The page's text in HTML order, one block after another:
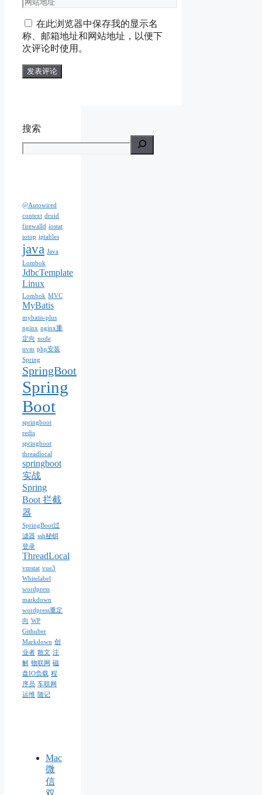
在此浏览器中保存我的显示名
称、邮箱地址和网站地址，以便下
次评论时使用。
搜索
@Autowired
context druid
firewalld iostat
iotop iptables
java Java
Lombok
JdbcTemplate
Linux
Lombok MVC
MyBatis
mybatis-plus
nginx nginx重
定向 node
nvm php安装
Spring
SpringBoot
Spring
Boot
springboot
redis
springboot
threadlocal
springboot
实战
Spring
Boot 拦截
器
SpringBoot过
滤器 ssh秘钥
登录
ThreadLocal
vmstat vue3
Whitelabel
wordpress
markdown
wordpress重定
向 WP
Githuber
Markdown 创
业者 散文 注
解 物联网 磁
盘IO负载 程
序员 车联网
运维 随记
Mac
微
信